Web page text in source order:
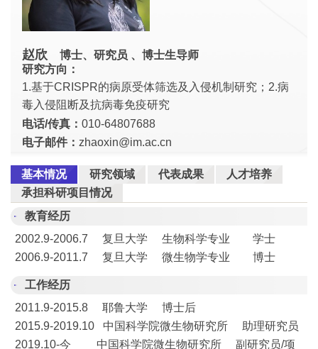
赵欣
博士、研究员 、博士生导师
研究方向：
1.基于CRISPR的病原受体筛选及入侵机制研究；2.病
毒入侵阻断及抗病毒免疫研究
电话/传真：010-64807688
电子邮件：zhaoxin@im.ac.cn
基本情况 研究领域 代表成果
人才培养
承担科研项目情况
教育经历
​2002.9-2006.7 复旦大学 生物科学专业 学士
2006.9-2011.7 复旦大学 微生物学专业 博士
工作经历
2011.9-2015.8 耶鲁大学 博士后
2015.9-2019.10 中国科学院微生物研究所 助理研究员
2019.10-今 中国科学院微生物研究所 副研究员/项